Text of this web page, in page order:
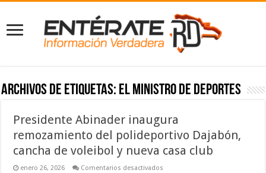
Archivos de etiquetas: el ministro de Deportes
Presidente Abinader inaugura
remozamiento del polideportivo Dajabón,
cancha de voleibol y nueva casa club
enero 26, 2026 Comentarios desactivados